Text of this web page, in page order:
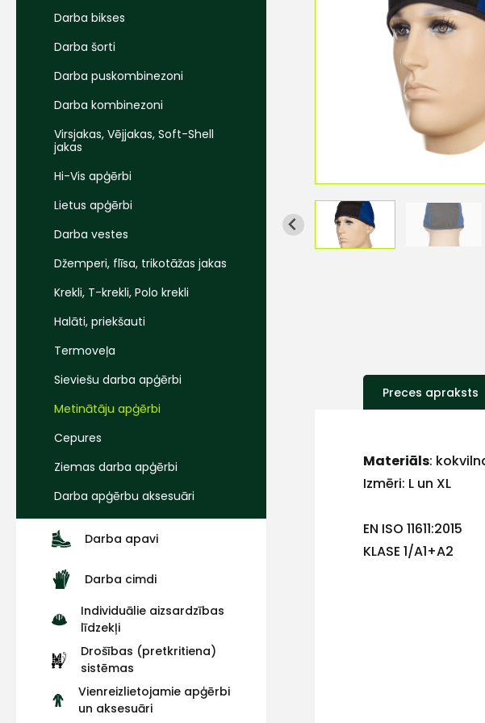
Darba bikses
Darba šorti
Darba puskombinezoni
Darba kombinezoni
Virsjakas, Vējjakas, Soft-Shell
jakas
Hi-Vis apģērbi
Lietus apģērbi
Darba vestes
Džemperi, flīsa, trikotāžas jakas
Krekli, T-krekli, Polo krekli
Halāti, priekšauti
Termoveļa
Sieviešu darba apģērbi
Metinātāju apģērbi
Cepures
Ziemas darba apģērbi
Darba apģērbu aksesuāri
Darba apavi
Darba cimdi
Individuālie aizsardzības
līdzekļi
Drošības (pretkritiena)
sistēmas
Vienreizlietojamie apģērbi
un aksesuāri
Preces apraksts
Materiāls:
Izmēri: L un XL
EN ISO 11611:2015
KLASE 1/A1+A2